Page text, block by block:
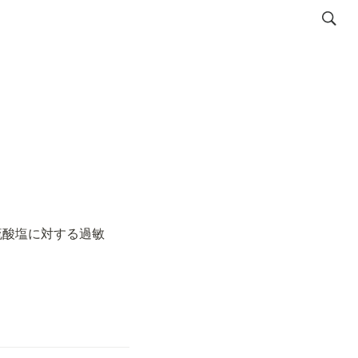
塩に対する過敏